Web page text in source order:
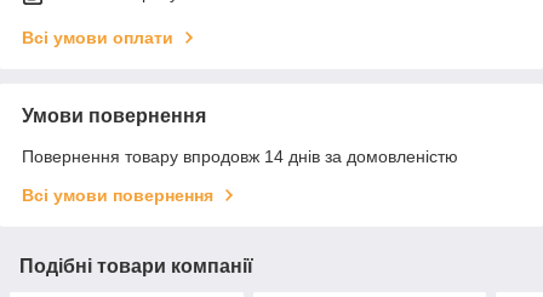
Всі умови оплати
Умови повернення
Повернення товару впродовж 14 днів за домовленістю
Всі умови повернення
Подібні товари компанії